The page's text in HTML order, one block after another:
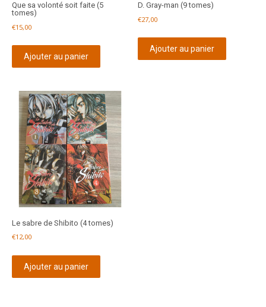
Que sa volonté soit faite (5
tomes)
€15,00
Ajouter au panier
D. Gray-man (9 tomes)
€27,00
Ajouter au panier
Le sabre de Shibito (4 tomes)
€12,00
Ajouter au panier